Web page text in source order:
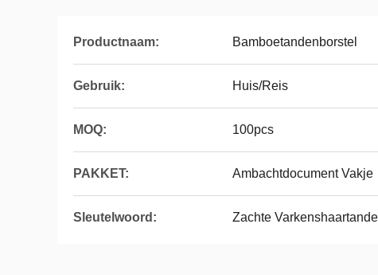
Productnaam: Bamboetandenborstel
Gebruik: Huis/Reis
MOQ: 100pcs
PAKKET: Ambachtdocument Vakje
Sleutelwoord: Zachte